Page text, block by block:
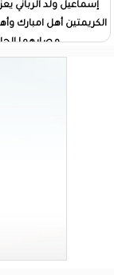
إسماعيل ولد الرباني
الكريمتين أهل امبارك
مصابهما